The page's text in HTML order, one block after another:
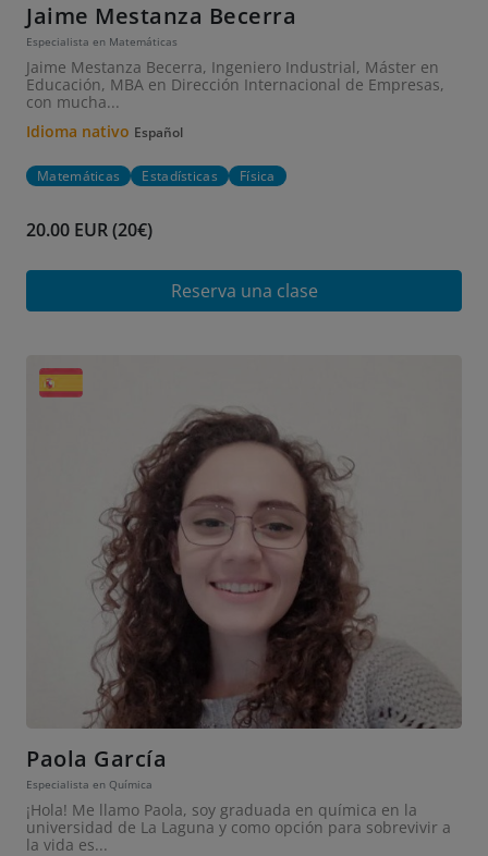
Jaime Mestanza Becerra
Especialista en Matemáticas
Jaime Mestanza Becerra, Ingeniero Industrial, Máster en
Educación, MBA en Dirección Internacional de Empresas,
con mucha...
Idioma nativo Español
Matemáticas Estadísticas Física
20.00 EUR (20€)
Reserva una clase
Paola García
Especialista en Química
¡Hola! Me llamo Paola, soy graduada en química en la
universidad de La Laguna y como opción para sobrevivir a
la vida es...